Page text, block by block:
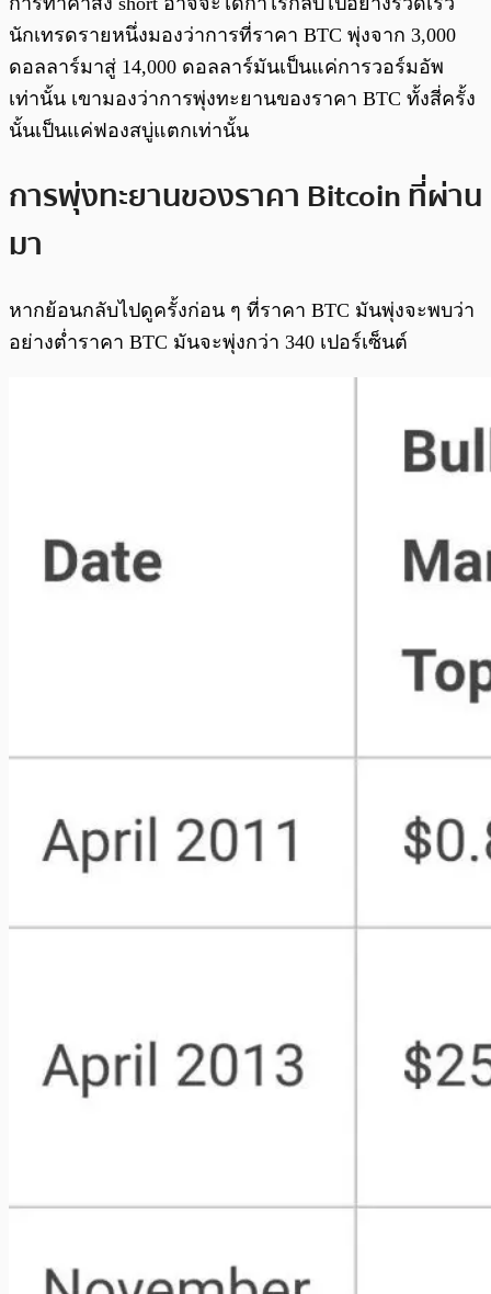
นักเทรดรายหนึ่งมองว่าการที่ราคา BTC พุ่งจาก 3,000
ดอลลาร์มาสู่ 14,000 ดอลลาร์มันเป็นแค่การวอร์มอัพ
เท่านั้น เขามองว่าการพุ่งทะยานของราคา BTC ทั้งสี่ครั้ง
นั้นเป็นแค่ฟองสบู่แตกเท่านั้น
การพุ่งทะยานของราคา Bitcoin ที่ผ่าน
มา
หากย้อนกลับไปดูครั้งก่อน ๆ ที่ราคา BTC มันพุ่งจะพบว่า
อย่างต่ำราคา BTC มันจะพุ่งกว่า 340 เปอร์เซ็นต์